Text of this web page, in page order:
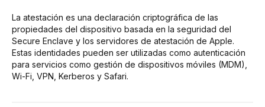
La atestación es una declaración criptográfica de las
propiedades del dispositivo basada en la seguridad del
Secure Enclave y los servidores de atestación de Apple.
Estas identidades pueden ser utilizadas como autenticación
para servicios como gestión de dispositivos móviles (MDM),
Wi-Fi, VPN, Kerberos y Safari.